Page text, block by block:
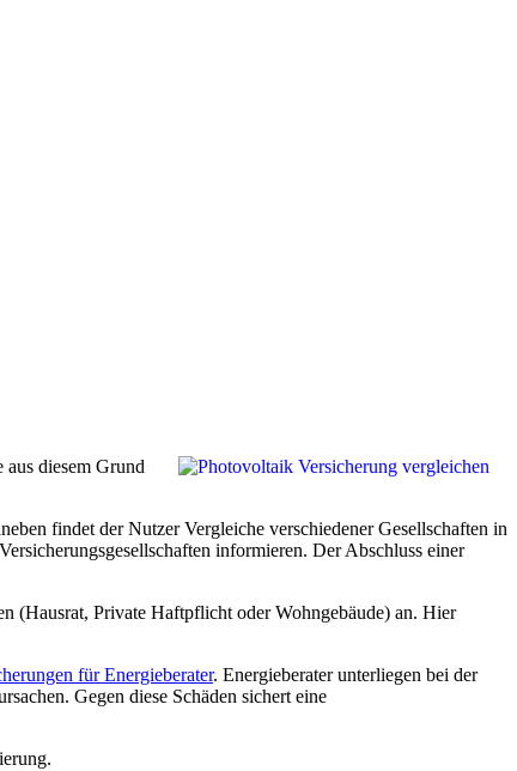
diesem Grund
findet der Nutzer Vergleiche verschiedener Gesellschaften in
informieren. Der Abschluss einer
(Hausrat, Private Haftpflicht oder Wohngebäude) an. Hier
für Energieberater. Energieberater unterliegen bei der
Gegen diese Schäden sichert eine